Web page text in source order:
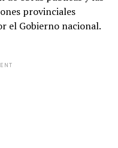
provinciales
el Gobierno nacional.